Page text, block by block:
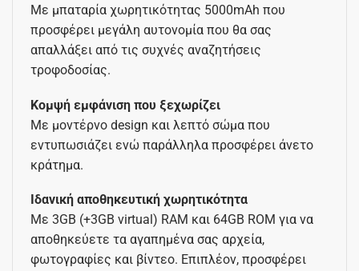
Με μπαταρία χωρητικότητας 5000mAh που
προσφέρει μεγάλη αυτονομία που θα σας
απαλλάξει από τις συχνές αναζητήσεις
τροφοδοσίας.
Κομψή εμφάνιση που ξεχωρίζει
Με μοντέρνο design και λεπτό σώμα που
εντυπωσιάζει ενώ παράλληλα προσφέρει άνετο
κράτημα.
Ιδανική αποθηκευτική χωρητικότητα
Με 3GB (+3GB virtual) RAM και 64GB ROM για να
αποθηκεύετε τα αγαπημένα σας αρχεία,
φωτογραφίες και βίντεο. Επιπλέον, προσφέρει